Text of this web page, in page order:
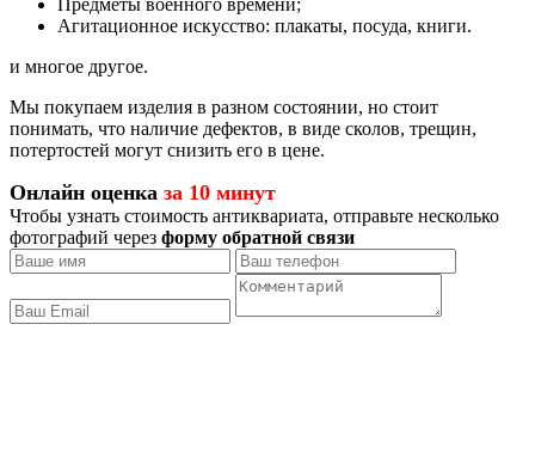
Агитационное искусство: плакаты, посуда, книги.
и многое другое.
Мы покупаем изделия в разном состоянии, но стоит
понимать, что наличие дефектов, в виде сколов, трещин,
потертостей могут снизить его в цене.
Онлайн оценка за 10 минут
Чтобы узнать стоимость антиквариата, отправьте несколько
фотографий через форму обратной связи